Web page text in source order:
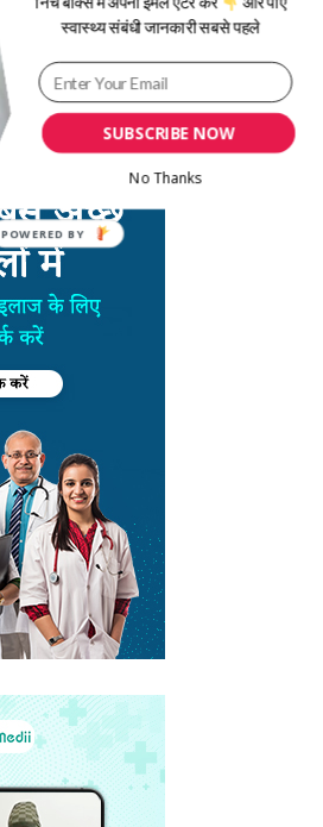
SUBSCRIBE NOW
स्वास्थ्य संबंधी जानकारी सबसे पहले
No Thanks
POWERED BY